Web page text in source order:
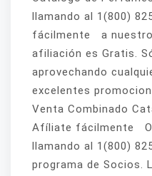
llamando al 1(800)
fácilmente a nuestro
afiliación es Gratis.
aprovechando
excelentes
Venta Combinado
Afíliate fácilmente
llamando al 1(800)
programa de Socios.